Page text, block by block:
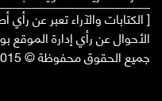
[ الكتابات والآراء تعبر عن
الأحوال عن رأي إدارة الموقع
جميع الحقوق محفوظة © 2015 - 2026